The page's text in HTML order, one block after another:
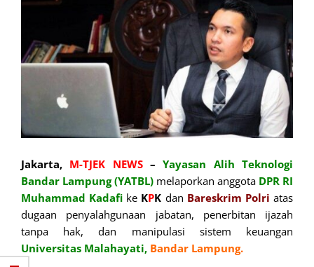
Jakarta, M-TJEK NEWS– Yayasan Alih Teknologi
Bandar Lampung (YATBL) melaporkan anggota DPR RI
Muhammad Kadafi ke KPK dan Bareskrim Polri atas
dugaan penyalahgunaan jabatan, penerbitan ijazah
tanpa hak, dan manipulasi sistem keuangan
Universitas Malahayati, Bandar Lampung.